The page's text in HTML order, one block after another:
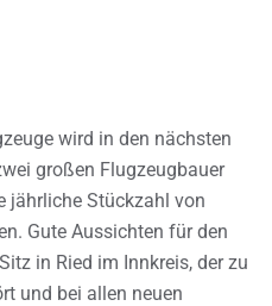
wird in den nächsten
großen Flugzeugbauer
jährliche Stückzahl von
Gute Aussichten für den
in Ried im Innkreis, der zu
und bei allen neuen